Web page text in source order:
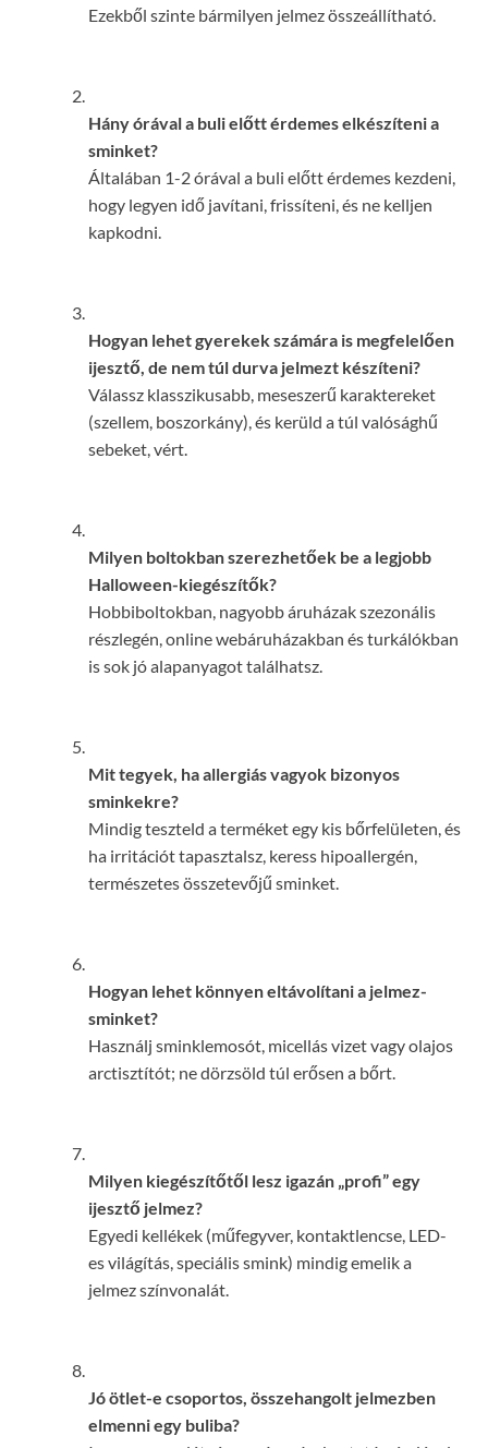
Ezekből szinte bármilyen jelmez összeállítható.
Hány órával a buli előtt érdemes elkészíteni a
sminket?
Általában 1-2 órával a buli előtt érdemes kezdeni,
hogy legyen idő javítani, frissíteni, és ne kelljen
kapkodni.
Hogyan lehet gyerekek számára is megfelelően
ijesztő, de nem túl durva jelmezt készíteni?
Válassz klasszikusabb, meseszerű karaktereket
(szellem, boszorkány), és kerüld a túl valósághű
sebeket, vért.
Milyen boltokban szerezhetőek be a legjobb
Halloween-kiegészítők?
Hobbiboltokban, nagyobb áruházak szezonális
részlegén, online webáruházakban és turkálókban
is sok jó alapanyagot találhatsz.
Mit tegyek, ha allergiás vagyok bizonyos
sminkekre?
Mindig teszteld a terméket egy kis bőrfelületen, és
ha irritációt tapasztalsz, keress hipoallergén,
természetes összetevőjű sminket.
Hogyan lehet könnyen eltávolítani a jelmez-
sminket?
Használj sminklemosót, micellás vizet vagy olajos
arctisztítót; ne dörzsöld túl erősen a bőrt.
Milyen kiegészítőtől lesz igazán „profi” egy
ijesztő jelmez?
Egyedi kellékek (műfegyver, kontaktlencse, LED-
es világítás, speciális smink) mindig emelik a
jelmez színvonalát.
Jó ötlet-e csoportos, összehangolt jelmezben
elmenni egy buliba?